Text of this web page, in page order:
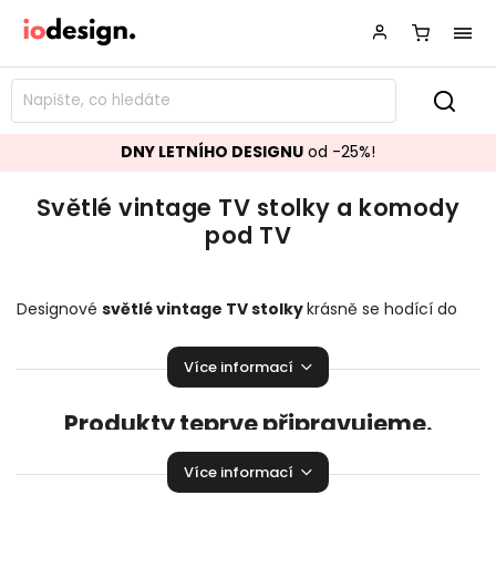
DNY LETNÍHO DESIGNU od -25%!
Světlé vintage TV stolky a komody
pod TV
Designové světlé vintage TV stolkykrásně se hodící do
zaručeně pozvednou úroveň vaší domácnosti!
Více informací
Produkty teprve připravujeme.
Můžete se ale podívat na ostatní kategorie.
Více informací